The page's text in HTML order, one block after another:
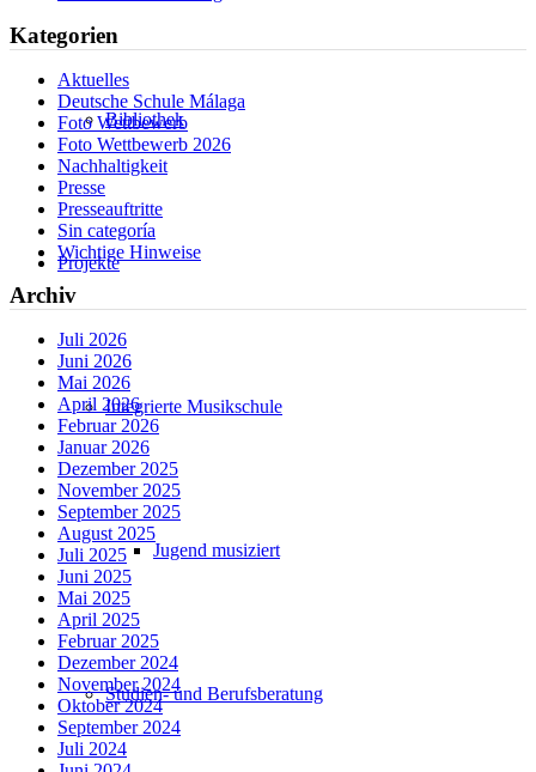
Bibliothek
Projekte
Integrierte Musikschule
Jugend musiziert
Studien- und Berufsberatung
Kategorien
Aktuelles
Deutsche Schule Málaga
Foto Wettbewerb
Foto Wettbewerb 2026
Nachhaltigkeit
Presse
Presseauftritte
Sin categoría
Wichtige Hinweise
Archiv
Juli 2026
Juni 2026
Mai 2026
April 2026
Februar 2026
Januar 2026
Dezember 2025
November 2025
September 2025
August 2025
Juli 2025
Juni 2025
Mai 2025
April 2025
Februar 2025
Dezember 2024
November 2024
Oktober 2024
September 2024
Juli 2024